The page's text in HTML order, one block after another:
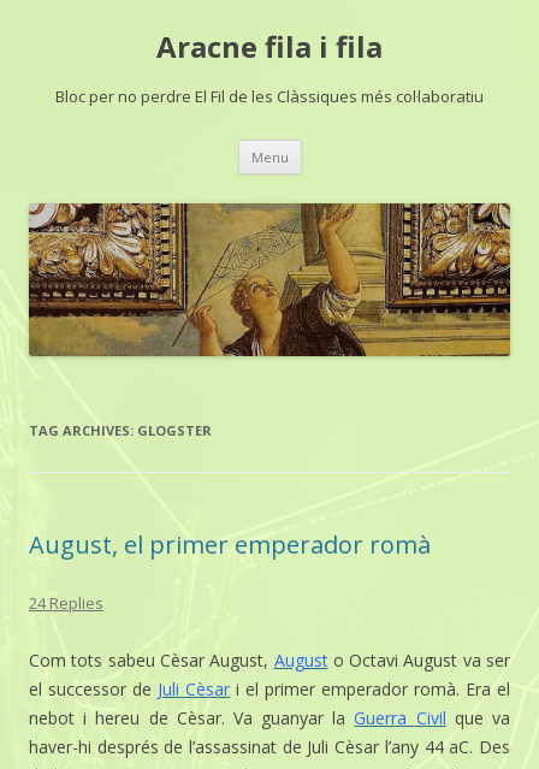
Aracne fila i fila
Bloc per no perdre El Fil de les Clàssiques més col·laboratiu
Menu Skip
TAG ARCHIVES: GLOGSTER
August, el primer emperador romà
24 Replies
Com tots sabeu Cèsar August, August o Octavi August va ser
el successor de Juli Cèsar i el primer emperador romà. Era el
nebot i hereu de Cèsar. Va guanyar la Guerra Civil que va
haver-hi després de l’assassinat de Juli Cèsar l’any 44 aC. Des